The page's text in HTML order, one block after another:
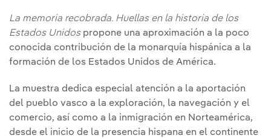
La memoria recobrada. Huellas en la historia de los
Estados Unidospropone una aproximación a la poco
conocida contribución de la monarquía hispánica a la
formación de los Estados Unidos de América.
La muestra dedica especial atención a la aportación
del pueblo vasco a la exploración, la navegación y el
comercio, así como a la inmigración en Norteamérica,
desde el inicio de la presencia hispana en el continente